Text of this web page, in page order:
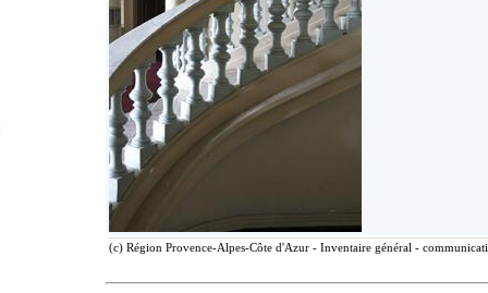
(c) Région Provence-Alpes-Côte d'Azur - Inventaire général -